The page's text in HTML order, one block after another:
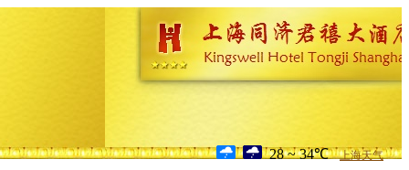
28 ~ 34℃ 上海天气